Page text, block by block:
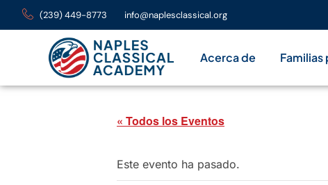
(239) 449-8773 info@naplesclassical.org
Acerca de
« Todos los Eventos
Este evento ha pasado.